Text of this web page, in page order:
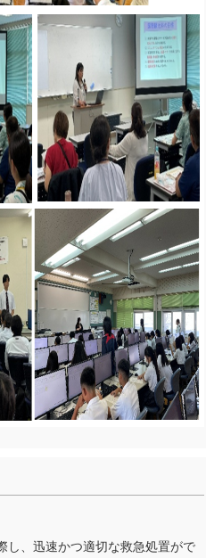
、迅速かつ適切な救急処置がで